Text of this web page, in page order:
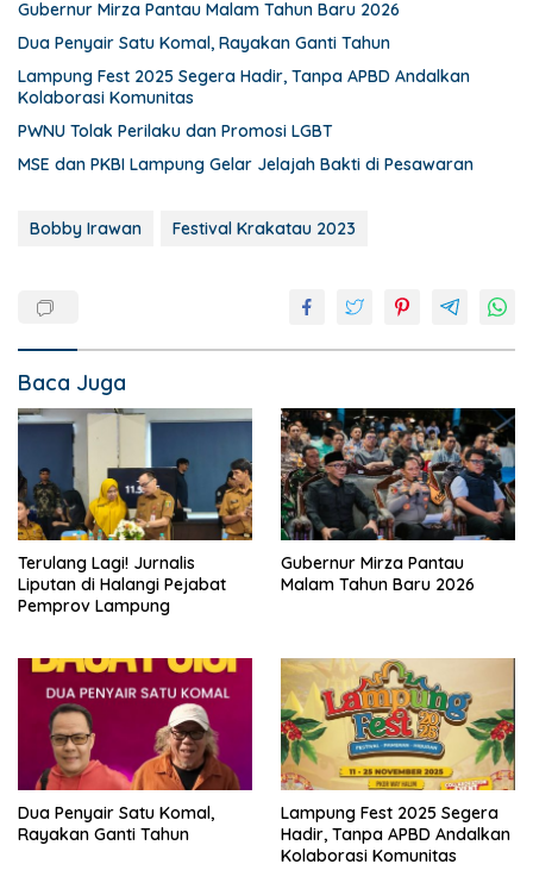
Gubernur Mirza Pantau Malam Tahun Baru 2026
Dua Penyair Satu Komal, Rayakan Ganti Tahun
Lampung Fest 2025 Segera Hadir, Tanpa APBD Andalkan
Kolaborasi Komunitas
PWNU Tolak Perilaku dan Promosi LGBT
MSE dan PKBI Lampung Gelar Jelajah Bakti di Pesawaran
Bobby Irawan Festival Krakatau 2023
Baca Juga
Terulang Lagi! Jurnalis
Liputan di Halangi Pejabat
Pemprov Lampung
Gubernur Mirza Pantau
Malam Tahun Baru 2026
Dua Penyair Satu Komal,
Rayakan Ganti Tahun
Lampung Fest 2025 Segera
Hadir, Tanpa APBD Andalkan
Kolaborasi Komunitas